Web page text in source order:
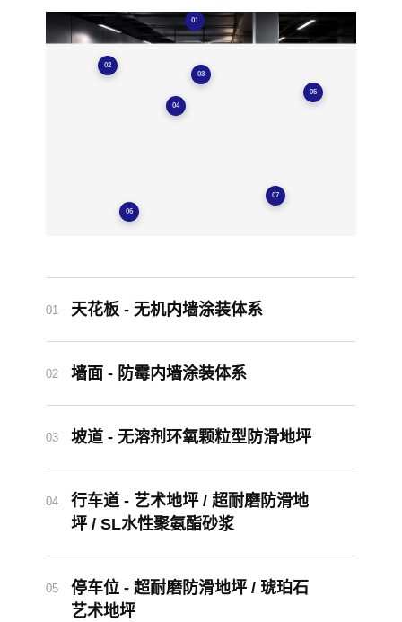
01
02
03
04
05
06
07
01 天花板 - 无机内墙涂装体系
02 墙面 - 防霉内墙涂装体系
03 坡道 - 无溶剂环氧颗粒型防滑地坪
04
行车道 - 艺术地坪 / 超耐磨防滑地
坪 / SL水性聚氨酯砂浆
05
停车位 - 超耐磨防滑地坪 / 琥珀石
艺术地坪